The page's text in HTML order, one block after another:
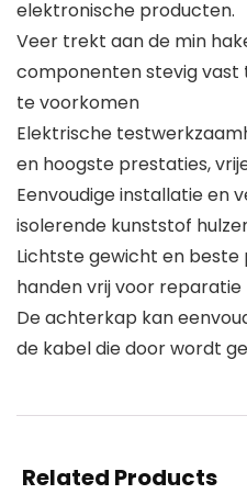
elektronische producten.
Veer trekt aan de min
componenten stevig vast
te voorkomen
Elektrische
en hoogste prestaties,
Eenvoudige installatie en
isolerende kunststof
Lichtste gewicht en beste
handen vrij voor reparatie
De achterkap kan
de kabel die door wordt
Related Products